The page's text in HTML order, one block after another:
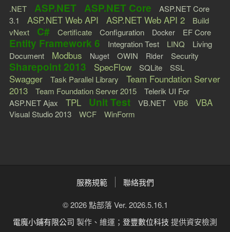
.NET ASP.NET ASP.NET Core
ASP.NET Core
3.1
ASP.NET Web API ASP.NET Web API 2
Build
vNext
C# Certificate Configuration Docker EF Core
Entity Framework 6 Integration Test LINQ
Living
Document
Modbus Nuget OWIN Rider Security
Sharepoint 2013 SpecFlow SQLite SSL
Swagger Task Parallel Library
Team Foundation Server
2013
Team Foundation Server 2015
Telerik UI For
ASP.NET Ajax
TPL Unit Test VB.NET VB6 VBA
Visual Studio 2013 WCF WinForm
服務規範 聯絡我們
© 2026 點部落 Ver. 2026.5.16.1
電魔小鋪有限公司 製作、維運； 登豐數位科技 提供資安檢測